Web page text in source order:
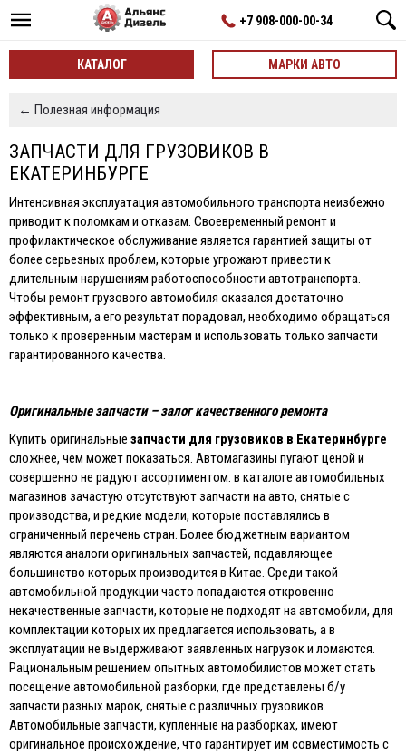
+7 908-000-00-34
КАТАЛОГ МАРКИ АВТО
← Полезная информация
ЗАПЧАСТИ ДЛЯ ГРУЗОВИКОВ В
ЕКАТЕРИНБУРГЕ
Интенсивная эксплуатация автомобильного транспорта неизбежно
приводит к поломкам и отказам. Своевременный ремонт и
профилактическое обслуживание является гарантией защиты от
более серьезных проблем, которые угрожают привести к
длительным нарушениям работоспособности автотранспорта.
Чтобы ремонт грузового автомобиля оказался достаточно
эффективным, а его результат порадовал, необходимо обращаться
только к проверенным мастерам и использовать только запчасти
гарантированного качества.
Оригинальные запчасти – залог качественного ремонта
Купить оригинальные запчасти для грузовиков в Екатеринбурге
сложнее, чем может показаться. Автомагазины пугают ценой и
совершенно не радуют ассортиментом: в каталоге автомобильных
магазинов зачастую отсутствуют запчасти на авто, снятые с
производства, и редкие модели, которые поставлялись в
ограниченный перечень стран. Более бюджетным вариантом
являются аналоги оригинальных запчастей, подавляющее
большинство которых производится в Китае. Среди такой
автомобильной продукции часто попадаются откровенно
некачественные запчасти, которые не подходят на автомобили, для
комплектации которых их предлагается использовать, а в
эксплуатации не выдерживают заявленных нагрузок и ломаются.
Рациональным решением опытных автомобилистов может стать
посещение автомобильной разборки, где представлены б/у
запчасти разных марок, снятые с различных грузовиков.
Автомобильные запчасти, купленные на разборках, имеют
оригинальное происхождение, что гарантирует им совместимость с